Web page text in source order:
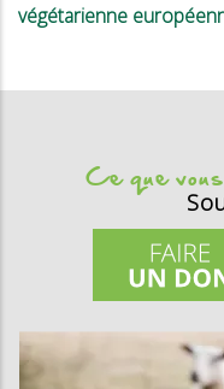
végétarienne
Ce que